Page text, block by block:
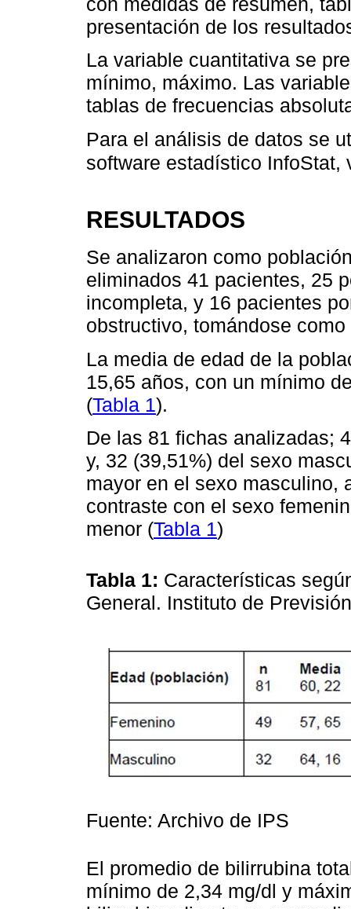
presentación de los
La variable cuantitativa se
mínimo, máximo. Las
tablas de frecuencias
Para el análisis de datos se
software estadístico InfoStat,
RESULTADOS
Se analizaron como
eliminados 41 pacientes, 25
incompleta, y 16 pacientes
obstructivo, tomándose
La media de edad de la
15,65 años, con un mínimo
(Tabla 1).
De las 81 fichas analizadas;
y, 32 (39,51%) del sexo
mayor en el sexo masculino,
contraste con el sexo
menor (Tabla 1)
Tabla 1: Características
General. Instituto de
Fuente: Archivo de IPS
El promedio de bilirrubina
mínimo de 2,34 mg/dl y